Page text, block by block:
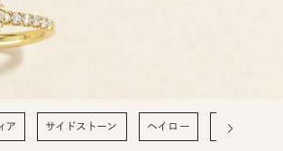
ア サイドストーン ヘイロー 0.2ct